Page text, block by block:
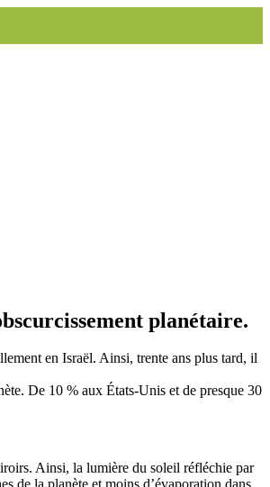
planétaire.
en Israël. Ainsi, trente ans plus tard, il
De 10 % aux États-Unis et de presque 30
Ainsi, la lumière du soleil réfléchie par